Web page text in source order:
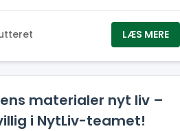
LÆS MERE
materialer nyt liv –
i NytLiv-teamet!